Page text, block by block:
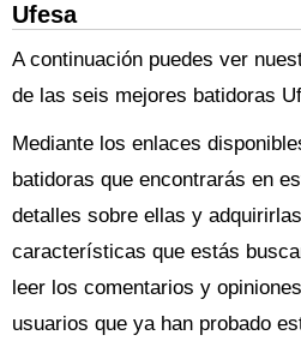
Ufesa
A continuación puedes ver
de las seis mejores batidoras
Mediante los enlaces
batidoras que encontrarás en
detalles sobre ellas y
características que estás
leer los comentarios y
usuarios que ya han probado